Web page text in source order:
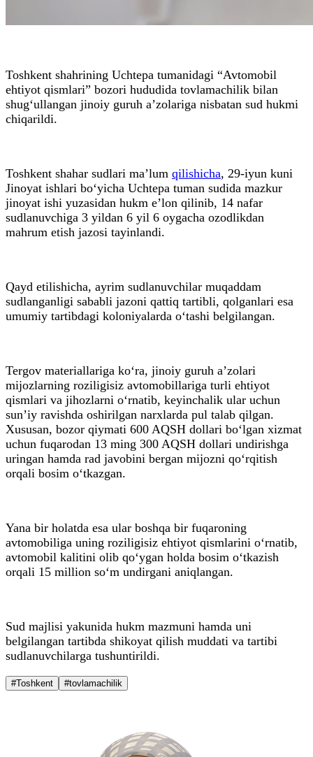
Toshkent shahrining Uchtepa tumanidagi “Avtomobil
ehtiyot qismlari” bozori hududida tovlamachilik bilan
shug‘ullangan jinoiy guruh a’zolariga nisbatan sud hukmi
chiqarildi.
Toshkent shahar sudlari ma’lum qilishicha, 29-iyun kuni
Jinoyat ishlari bo‘yicha Uchtepa tuman sudida mazkur
jinoyat ishi yuzasidan hukm e’lon qilinib, 14 nafar
sudlanuvchiga 3 yildan 6 yil 6 oygacha ozodlikdan
mahrum etish jazosi tayinlandi.
Qayd etilishicha, ayrim sudlanuvchilar muqaddam
sudlanganligi sababli jazoni qattiq tartibli, qolganlari esa
umumiy tartibdagi koloniyalarda o‘tashi belgilangan.
Tergov materiallariga ko‘ra, jinoiy guruh a’zolari
mijozlarning roziligisiz avtomobillariga turli ehtiyot
qismlari va jihozlarni o‘rnatib, keyinchalik ular uchun
sun’iy ravishda oshirilgan narxlarda pul talab qilgan.
Xususan, bozor qiymati 600 AQSH dollari bo‘lgan xizmat
uchun fuqarodan 13 ming 300 AQSH dollari undirishga
uringan hamda rad javobini bergan mijozni qo‘rqitish
orqali bosim o‘tkazgan.
Yana bir holatda esa ular boshqa bir fuqaroning
avtomobiliga uning roziligisiz ehtiyot qismlarini o‘rnatib,
avtomobil kalitini olib qo‘ygan holda bosim o‘tkazish
orqali 15 million so‘m undirgani aniqlangan.
Sud majlisi yakunida hukm mazmuni hamda uni
belgilangan tartibda shikoyat qilish muddati va tartibi
sudlanuvchilarga tushuntirildi.
#Toshkent #tovlamachilik